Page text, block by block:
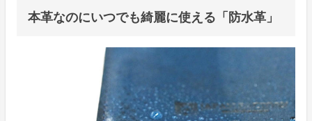
本革なのにいつでも綺麗に使える「防水革」